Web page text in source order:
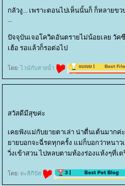
กลัวงู... เพราะตอนไปเห็นนั้นก็ ก็หลายขว
ปัจจุบันเจอโควิดอันตรายไม่น้อยเลย วัค
เฮ้อ รอแล้วก็รอต่อไป
ดย:ไวน์กับสายน้ำ
สวัสดีมีสุขค่ะ
เคยฟังแม่กับยายตาเล่า น่าตื่นเต้นมากค่ะ
ายบอกจะฉี่รดทุกครั้ง แม่ก็บอกว่าหนาว
วิ่งเข้าสวน ไปหลบตามท้องร่องแห้งๆที่เ
ดย: ตะลีกีปัส